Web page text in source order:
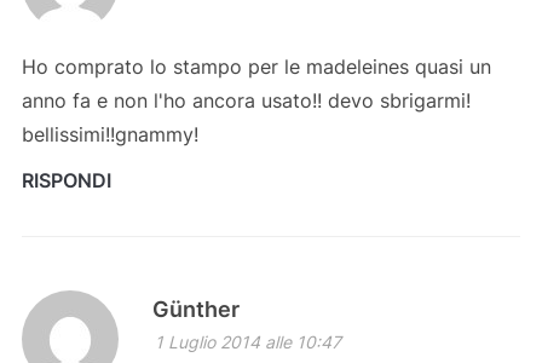
Ho comprato lo stampo per le madeleines quasi un
anno fa e non l'ho ancora usato!! devo sbrigarmi!
bellissimi!!gnammy!
RISPONDI
Günther
1 Luglio 2014 alle 10:47